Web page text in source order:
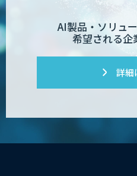
AI製品・ソリュ
希望される企
詳細